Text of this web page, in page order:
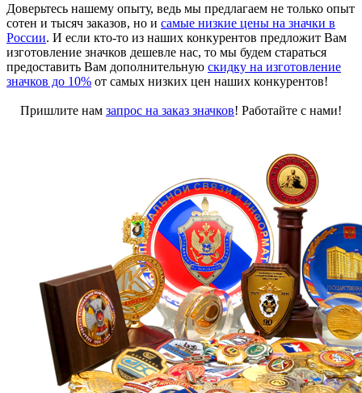
Доверьтесь нашему опыту, ведь мы предлагаем не только опыт
сотен и тысяч заказов, но и самые низкие цены на значки в
России. И если кто-то из наших конкурентов предложит Вам
изготовление значков дешевле нас, то мы будем стараться
предоставить Вам дополнительную скидку на изготовление
значков до 10% от самых низких цен наших конкурентов!
Пришлите нам запрос на заказ значков! Работайте с нами!